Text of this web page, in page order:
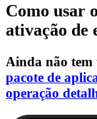
Como usar
ativação de
Ainda não
pacote de
operação